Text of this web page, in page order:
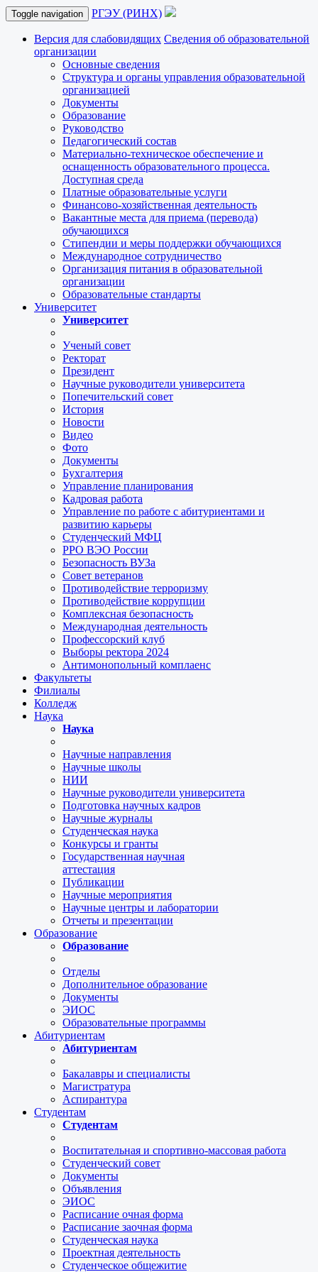
Toggle navigation РГЭУ (РИНХ)
Версия для слабовидящих Сведения об образовательной
организации
Основные сведения
Структура и органы управления образовательной
организацией
Документы
Образование
Руководство
Педагогический состав
Материально-техническое обеспечение и
оснащенность образовательного процесса.
Доступная среда
Платные образовательные услуги
Финансово-хозяйственная деятельность
Вакантные места для приема (перевода)
обучающихся
Стипендии и меры поддержки обучающихся
Международное сотрудничество
Организация питания в образовательной
организации
Образовательные стандарты
Университет
Университет
Ученый совет
Ректорат
Президент
Научные руководители университета
Попечительский совет
История
Новости
Видео
Фото
Документы
Бухгалтерия
Управление планирования
Кадровая работа
Управление по работе с абитуриентами и
развитию карьеры
Студенческий МФЦ
РРО ВЭО России
Безопасность ВУЗа
Совет ветеранов
Противодействие терроризму
Противодействие коррупции
Комплексная безопасность
Международная деятельность
Профессорский клуб
Выборы ректора 2024
Антимонопольный комплаенс
Факультеты
Филиалы
Колледж
Наука
Наука
Научные направления
Научные школы
НИИ
Научные руководители университета
Подготовка научных кадров
Научные журналы
Студенческая наука
Конкурсы и гранты
Государственная научная
аттестация
Публикации
Научные мероприятия
Научные центры и лаборатории
Отчеты и презентации
Образование
Образование
Отделы
Дополнительное образование
Документы
ЭИОС
Образовательные программы
Абитуриентам
Абитуриентам
Бакалавры и специалисты
Магистратура
Аспирантура
Студентам
Студентам
Воспитательная и спортивно-массовая работа
Студенческий совет
Документы
Объявления
ЭИОС
Расписание очная форма
Расписание заочная форма
Студенческая наука
Проектная деятельность
Студенческое общежитие